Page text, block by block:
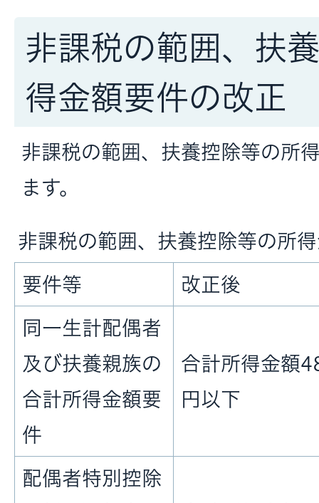
非課税の範囲、扶
得金額要件の改正
非課税の範囲、扶養控除等の所
ます。
非課税の範囲、扶養控除等の所
要件等 改正後
同一生計配偶者
及び扶養親族の
合計所得金額要
件
合計所得金額
円以下
配偶者特別控除